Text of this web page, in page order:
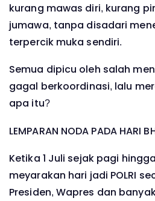
kurang mawas diri, kurang
jumawa, tanpa disadari
terpercik muka sendiri.
Semua dipicu oleh salah
gagal berkoordinasi, lalu
apa itu?
LEMPARAN NODA PADA HARI
Ketika 1 Juli sejak pagi
meyarakan hari jadi POLRI
Presiden, Wapres dan